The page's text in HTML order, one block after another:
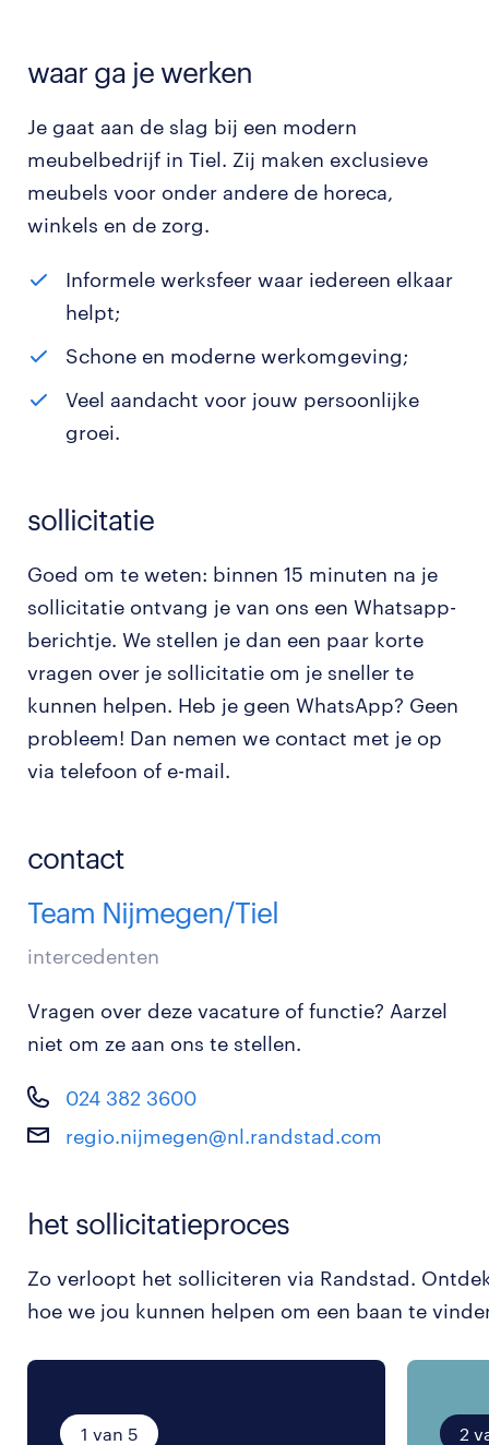
waar ga je werken
Je gaat aan de slag bij een modern
meubelbedrijf in Tiel. Zij maken exclusieve
meubels voor onder andere de horeca,
winkels en de zorg.
Informele werksfeer waar iedereen elkaar
helpt;
Schone en moderne werkomgeving;
Veel aandacht voor jouw persoonlijke
groei.
sollicitatie
Goed om te weten: binnen 15 minuten na je
sollicitatie ontvang je van ons een Whatsapp-
berichtje. We stellen je dan een paar korte
vragen over je sollicitatie om je sneller te
kunnen helpen. Heb je geen WhatsApp? Geen
probleem! Dan nemen we contact met je op
via telefoon of e-mail.
contact
Team Nijmegen/Tiel
intercedenten
Vragen over deze vacature of functie? Aarzel
niet om ze aan ons te stellen.
024 382 3600
regio.nijmegen@nl.randstad.com
het sollicitatieproces
Zo verloopt het solliciteren via Randstad.
hoe we jou kunnen helpen om een baan te
1 van 5 2